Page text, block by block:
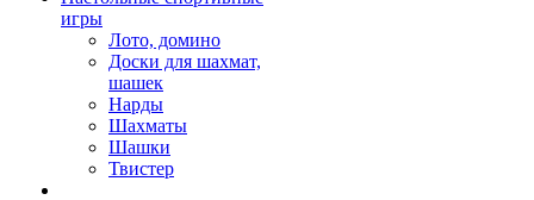
игры
Лото, домино
Доски для шахмат,
шашек
Нарды
Шахматы
Шашки
Твистер